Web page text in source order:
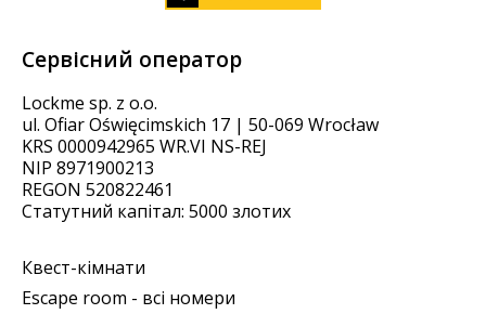
Сервісний оператор
Lockme sp. z o.o.
ul. Ofiar Oświęcimskich 17 | 50-069 Wrocław
KRS 0000942965 WR.VI NS-REJ
NIP 8971900213
REGON 520822461
Статутний капітал: 5000 злотих
Квест-кімнати
Escape room - всі номери